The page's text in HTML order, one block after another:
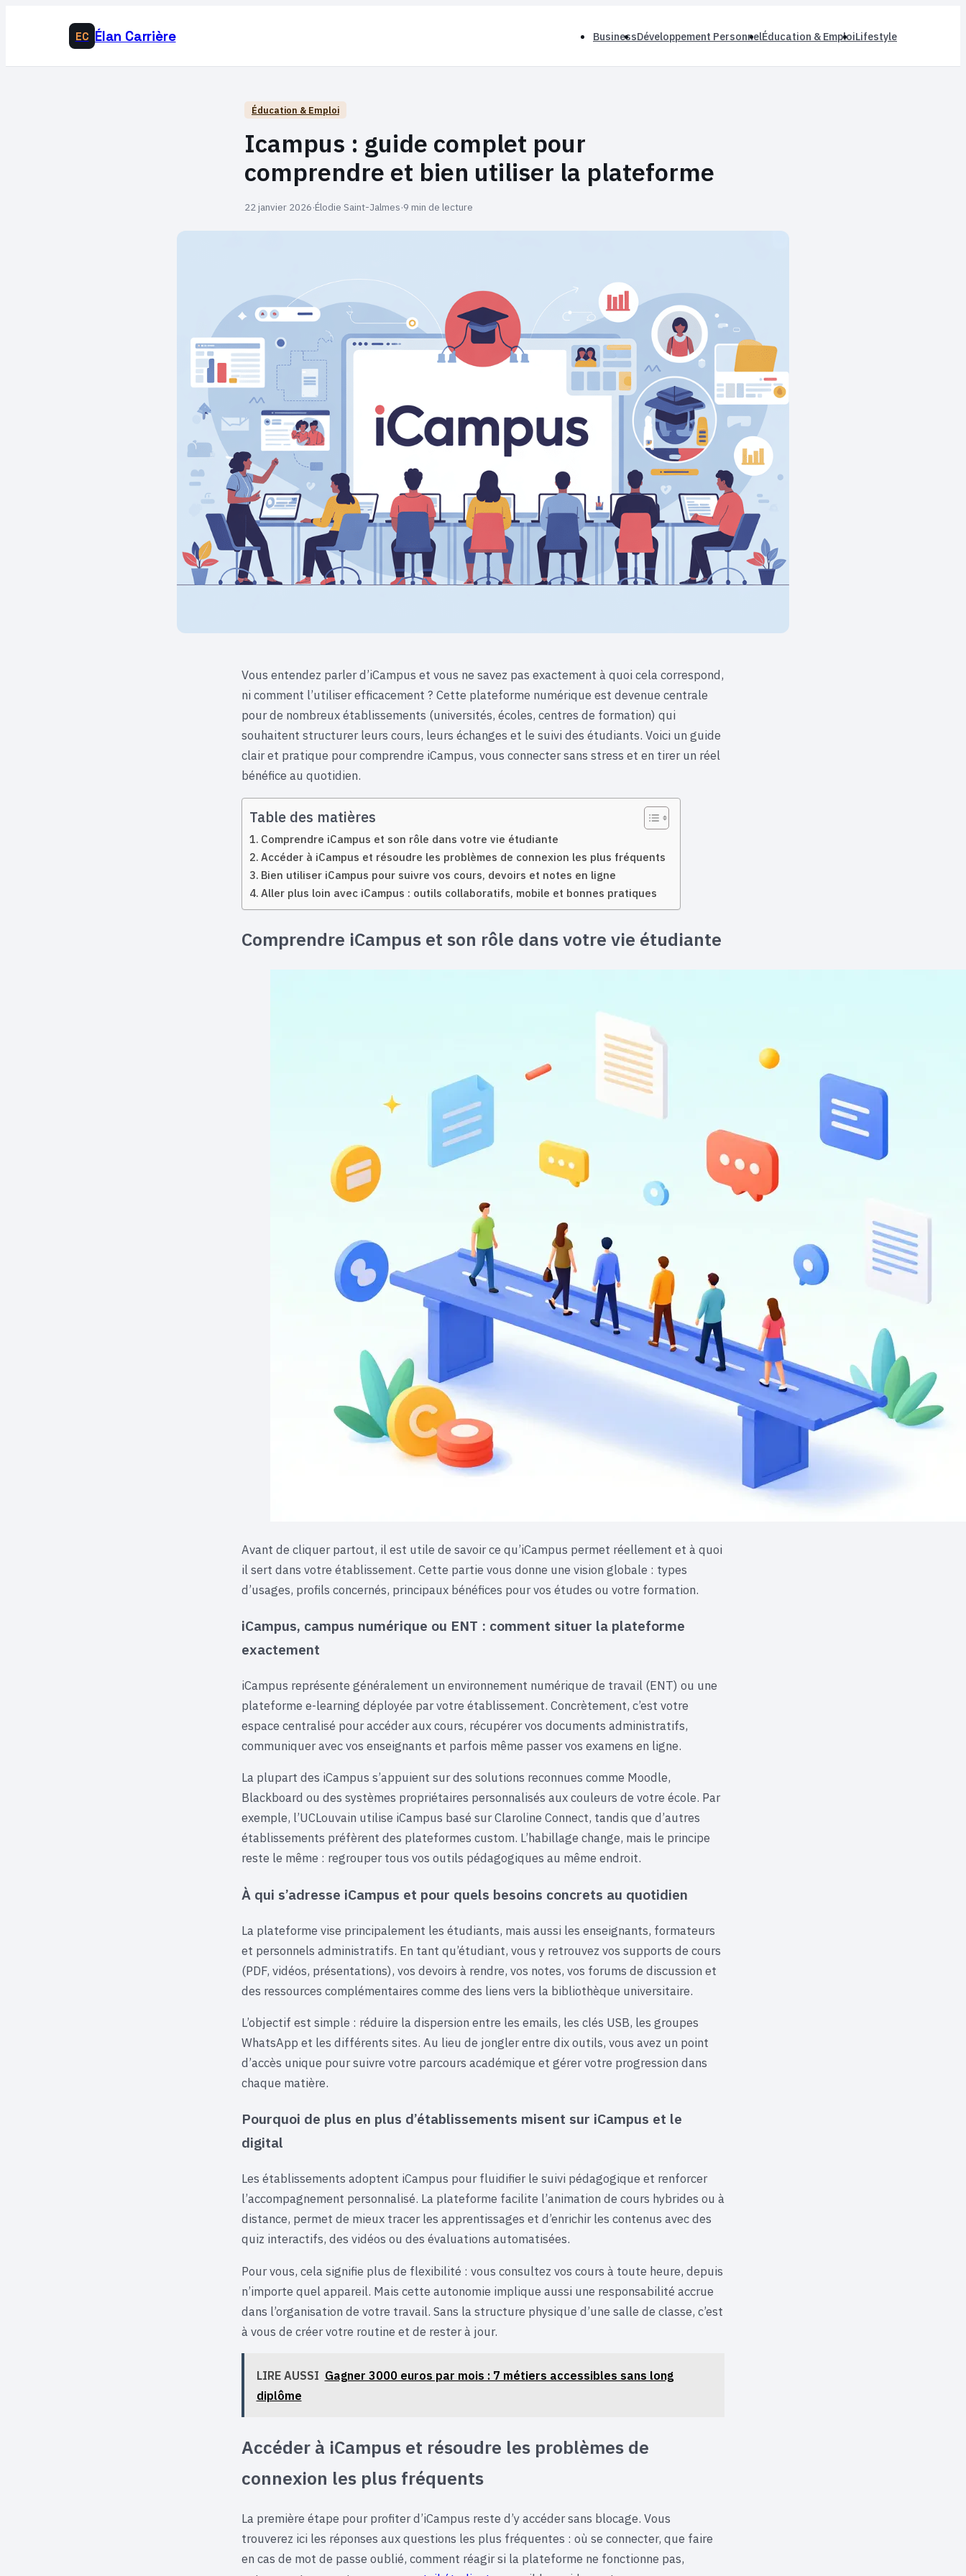
EC Élan Carrière BusinessDéveloppement PersonnelÉducation & EmploiLifestyle
Éducation & Emploi
Icampus : guide complet pour
comprendre et bien utiliser la plateforme
22 janvier 2026·Élodie Saint-Jalmes·9 min de lecture
Vous entendez parler d’iCampus et vous ne savez pas exactement à quoi cela correspond,
ni comment l’utiliser efficacement ? Cette plateforme numérique est devenue centrale
pour de nombreux établissements (universités, écoles, centres de formation) qui
souhaitent structurer leurs cours, leurs échanges et le suivi des étudiants. Voici un guide
clair et pratique pour comprendre iCampus, vous connecter sans stress et en tirer un réel
bénéfice au quotidien.
Table des matières
Comprendre iCampus et son rôle dans votre vie étudiante
Accéder à iCampus et résoudre les problèmes de connexion les plus fréquents
Bien utiliser iCampus pour suivre vos cours, devoirs et notes en ligne
Aller plus loin avec iCampus : outils collaboratifs, mobile et bonnes pratiques
Comprendre iCampus et son rôle dans votre vie étudiante
Avant de cliquer partout, il est utile de savoir ce qu’iCampus permet réellement et à quoi
il sert dans votre établissement. Cette partie vous donne une vision globale : types
d’usages, profils concernés, principaux bénéfices pour vos études ou votre formation.
iCampus, campus numérique ou ENT : comment situer la plateforme
exactement
iCampus représente généralement un environnement numérique de travail (ENT) ou une
plateforme e-learning déployée par votre établissement. Concrètement, c’est votre
espace centralisé pour accéder aux cours, récupérer vos documents administratifs,
communiquer avec vos enseignants et parfois même passer vos examens en ligne.
La plupart des iCampus s’appuient sur des solutions reconnues comme Moodle,
Blackboard ou des systèmes propriétaires personnalisés aux couleurs de votre école. Par
exemple, l’UCLouvain utilise iCampus basé sur Claroline Connect, tandis que d’autres
établissements préfèrent des plateformes custom. L’habillage change, mais le principe
reste le même : regrouper tous vos outils pédagogiques au même endroit.
À qui s’adresse iCampus et pour quels besoins concrets au quotidien
La plateforme vise principalement les étudiants, mais aussi les enseignants, formateurs
et personnels administratifs. En tant qu’étudiant, vous y retrouvez vos supports de cours
(PDF, vidéos, présentations), vos devoirs à rendre, vos notes, vos forums de discussion et
des ressources complémentaires comme des liens vers la bibliothèque universitaire.
L’objectif est simple : réduire la dispersion entre les emails, les clés USB, les groupes
WhatsApp et les différents sites. Au lieu de jongler entre dix outils, vous avez un point
d’accès unique pour suivre votre parcours académique et gérer votre progression dans
chaque matière.
Pourquoi de plus en plus d’établissements misent sur iCampus et le
digital
Les établissements adoptent iCampus pour fluidifier le suivi pédagogique et renforcer
l’accompagnement personnalisé. La plateforme facilite l’animation de cours hybrides ou à
distance, permet de mieux tracer les apprentissages et d’enrichir les contenus avec des
quiz interactifs, des vidéos ou des évaluations automatisées.
Pour vous, cela signifie plus de flexibilité : vous consultez vos cours à toute heure, depuis
n’importe quel appareil. Mais cette autonomie implique aussi une responsabilité accrue
dans l’organisation de votre travail. Sans la structure physique d’une salle de classe, c’est
à vous de créer votre routine et de rester à jour.
LIRE AUSSI Gagner 3000 euros par mois : 7 métiers accessibles sans long
diplôme
Accéder à iCampus et résoudre les problèmes de
connexion les plus fréquents
La première étape pour profiter d’iCampus reste d’y accéder sans blocage. Vous
trouverez ici les réponses aux questions les plus fréquentes : où se connecter, que faire
en cas de mot de passe oublié, comment réagir si la plateforme ne fonctionne pas,